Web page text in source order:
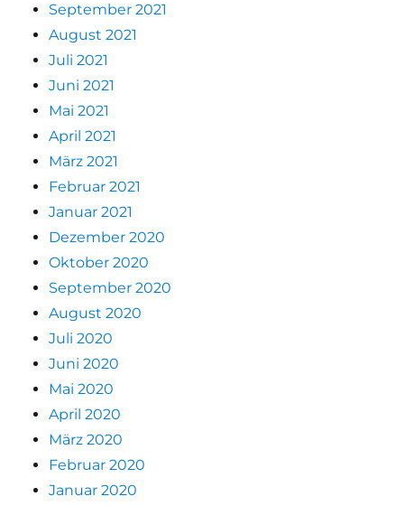
September 2021
August 2021
Juli 2021
Juni 2021
Mai 2021
April 2021
März 2021
Februar 2021
Januar 2021
Dezember 2020
Oktober 2020
September 2020
August 2020
Juli 2020
Juni 2020
Mai 2020
April 2020
März 2020
Februar 2020
Januar 2020